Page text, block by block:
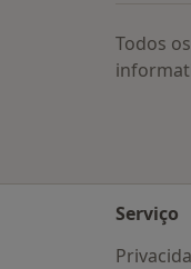
Todos
Serviço